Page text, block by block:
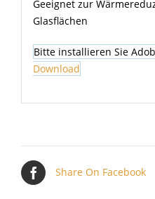
Geeignet zur
Glasflächen
Bitte installieren Sie
Download
Share On Facebook